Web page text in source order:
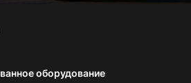
оборудование